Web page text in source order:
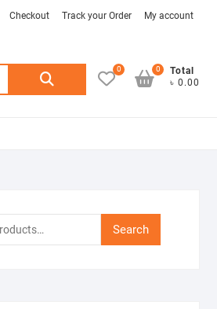
Checkout Track your Order My account
Search
0
Total
৳ 0.00
0
Search
Search